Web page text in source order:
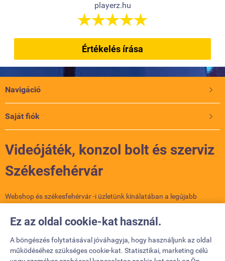
Ez az oldal cookie-kat használ.
A böngészés folytatásával jóváhagyja, hogy használjunk az oldal
működéséhez szükséges cookie-kat. Statisztikai, marketing célú
playerz.hu

Értékelés írása
Navigáció 
Saját fiók 
Videójáték, konzol bolt és szerviz
Székesfehérvár
Webshop és székesfehérvár -i üzletünk kínálatában a legújabb
– nálunk minden gamer megtalálja a számítását. Szakértő
csapatunk segít a választásban, és szervizünkben a meghibásodott
konzolokat is megjavítjuk. Látogass el hozzánk, vagy rendelj online!